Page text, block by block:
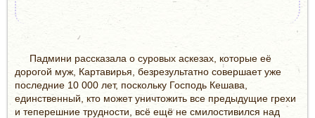
Падмини рассказала о суровых аскезах, которые её
дорогой муж, Картавирья, безрезультатно совершает уже
последние 10 000 лет, поскольку Господь Кешава,
единственный, кто может уничтожить все предыдущие грехи
и теперешние трудности, всё ещё не смилостивился над